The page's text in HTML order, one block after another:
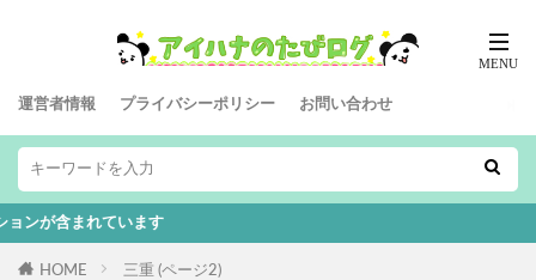
運営者情報 プライバシーポリシー お問い合わせ
います
HOME 三重 (ページ2)